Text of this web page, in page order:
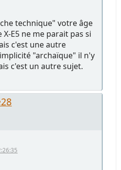
technique" votre âge
E5 ne me parait pas si
c'est une autre
"archaïque" il n'y
c'est un autre sujet.